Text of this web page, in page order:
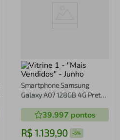
Smartphone Samsung
Galaxy A07 128GB 4G Preto
39.997 pontos
R$ 1.139,90 -5%